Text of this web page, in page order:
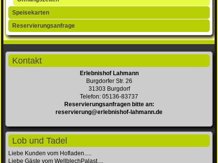
Speisekarten
Reservierungsanfrage
Kontakt
Erlebnishof Lahmann
Burgdorfer Str. 26
31303 Burgdorf
Telefon: 05136-83737
Reservierungsanfragen bitte an:
reservierung@erlebnishof-lahmann.de
Lob und Tadel
Liebe Kunden vom Hofladen.....
Liebe Gäste vom WellblechPalast....